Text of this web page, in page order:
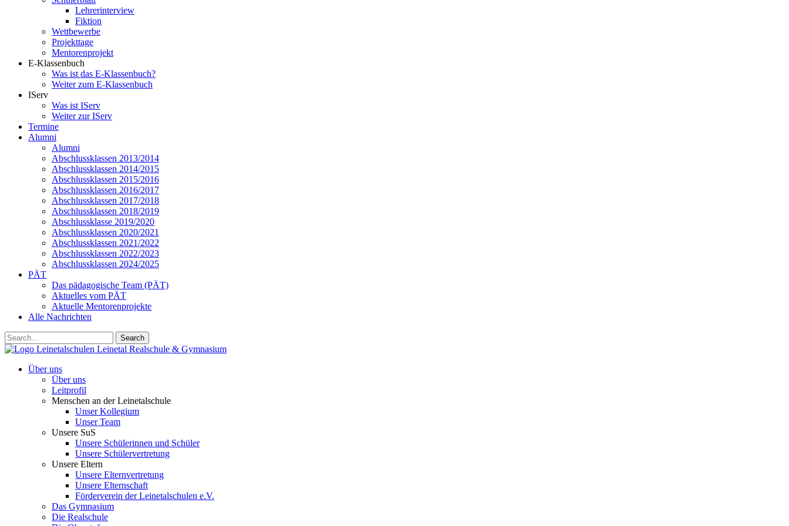
Lehrerinterview
Fiktion
Wettbewerbe
Projekttage
Mentorenprojekt
E-Klassenbuch
Was ist das E-Klassenbuch?
Weiter zum E-Klassenbuch
IServ
Was ist IServ
Weiter zur IServ
Termine
Alumni
Alumni
Abschlussklassen 2013/2014
Abschlussklassen 2014/2015
Abschlussklassen 2015/2016
Abschlussklassen 2016/2017
Abschlussklassen 2017/2018
Abschlussklassen 2018/2019
Abschlussklasse 2019/2020
Abschlussklassen 2020/2021
Abschlussklassen 2021/2022
Abschlussklassen 2022/2023
Abschlussklassen 2024/2025
PÄT
Das pädagogische Team (PÄT)
Aktuelles vom PÄT
Aktuelle Mentorenprojekte
Alle Nachrichten
Search
Leinetalschulen Leinetal Realschule & Gymnasium
Über uns
Über uns
Leitprofil
Menschen an der Leinetalschule
Unser Kollegium
Unser Team
Unsere SuS
Unsere Schülerinnen und Schüler
Unsere Schülervertretung
Unsere Eltern
Unsere Elternvertretung
Unsere Elternschaft
Förderverein der Leinetalschulen e.V.
Das Gymnasium
Die Realschule